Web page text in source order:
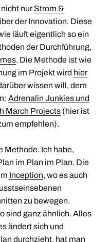
nicht nurStrom &
der Innovation. Diese
läuft eigentlich so ein
der Durchführung,
. Die Methode ist wie
im Projekt wird hier
wissen will, dem
Adrenalin Junkies und
March Projects(hier ist
empfehlen).
Methode. Ich habe,
im Plan im Plan. Die
Inception, wo es auch
zu bewegen.
sind ganz ähnlich. Alles
ändert sich und
durchzieht, hat man